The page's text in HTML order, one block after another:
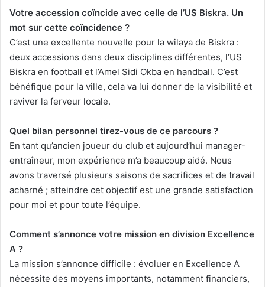
Votre accession coïncide avec celle de l’US Biskra. Un
mot sur cette coïncidence ?
C’est une excellente nouvelle pour la wilaya de Biskra :
deux accessions dans deux disciplines différentes, l’US
Biskra en football et l’Amel Sidi Okba en handball. C’est
bénéfique pour la ville, cela va lui donner de la visibilité et
raviver la ferveur locale.
Quel bilan personnel tirez-vous de ce parcours ?
En tant qu’ancien joueur du club et aujourd’hui manager-
entraîneur, mon expérience m’a beaucoup aidé. Nous
avons traversé plusieurs saisons de sacrifices et de travail
acharné ; atteindre cet objectif est une grande satisfaction
pour moi et pour toute l’équipe.
Comment s’annonce votre mission en division Excellence
A ?
La mission s’annonce difficile : évoluer en Excellence A
nécessite des moyens importants, notamment financiers,